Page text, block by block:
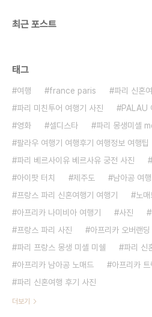
최근 포스트
태그
여행 france paris
파리 신혼
파리 미친투어 여행기 사진
PALAU
영화
셀디스타
파리 몽생미셸
팔라우 여행기 여행후기 여행정보 여행팁
파리 베르사이유 베르사유 궁전 사진
아이팟 터치
제주도 남아공 여행
프랑스 파리 신혼여행기 여행기
노
아프리카 나미비아 여행기
사진
프랑스 파리 사진
아프리카 오버랜딩
파리 프랑스 몽생 미셸 미쉘
파리 신
아프리카 남아공 노매드
아프리카 트
파리 신혼여행 후기 사진
더보기